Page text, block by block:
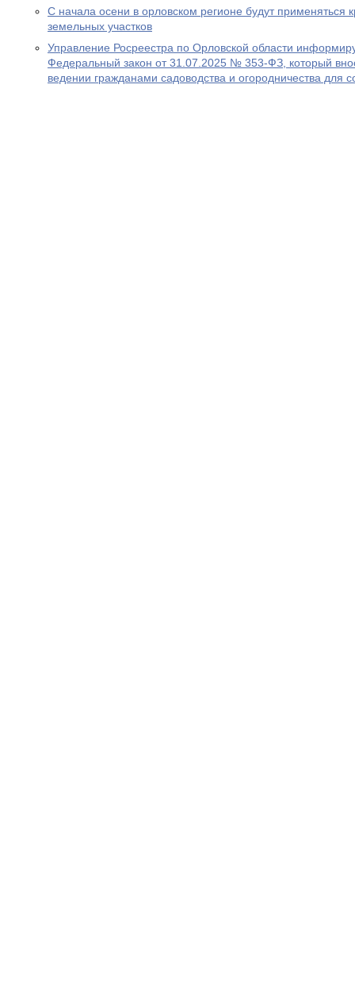
С начала осени в орловском регионе будут применяться
земельных участков
Управление Росреестра по Орловской области
Федеральный закон от 31.07.2025 № 353-ФЗ, который
ведении гражданами садоводства и огородничества для